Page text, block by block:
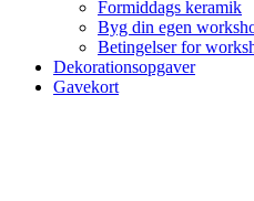
Formiddags keramik
Byg din egen
Betingelser for
Dekorationsopgaver
Gavekort